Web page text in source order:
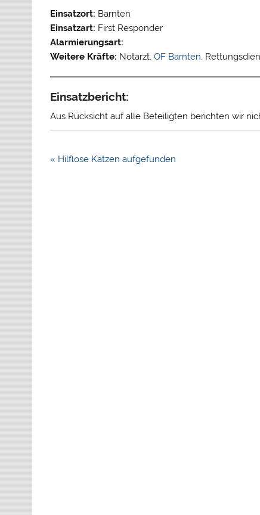
Einsatzort: Barnten
Einsatzart: First Responder
Alarmierungsart:
Weitere Kräfte: Notarzt,OF Barnten,
Einsatzbericht:
Aus Rücksicht auf alle Beteiligten berichten wir
Beitragsnavigation
« Hilflose Katzen aufgefunden